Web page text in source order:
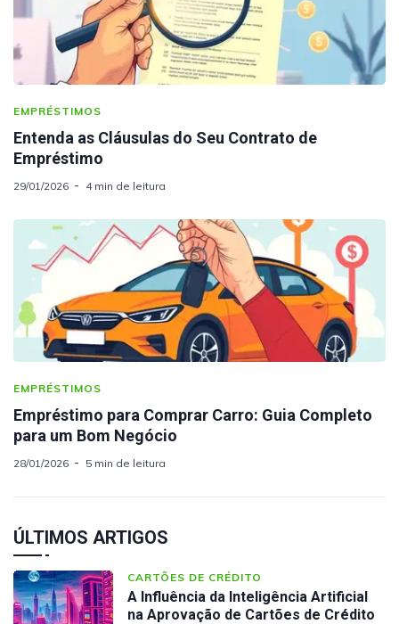
EMPRÉSTIMOS
Entenda as Cláusulas do Seu Contrato de
Empréstimo
29/01/2026 4 min de leitura
EMPRÉSTIMOS
Empréstimo para Comprar Carro: Guia Completo
para um Bom Negócio
28/01/2026 5 min de leitura
ÚLTIMOS ARTIGOS
CARTÕES DE CRÉDITO
A Influência da Inteligência Artificial
na Aprovação de Cartões de Crédito